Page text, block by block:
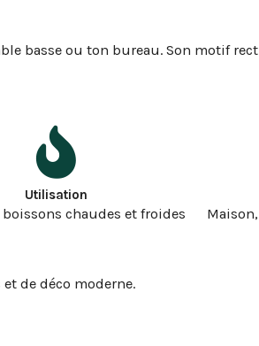
basse ou ton bureau. Son motif
Utilisation
boissons chaudes et froides
de déco moderne.